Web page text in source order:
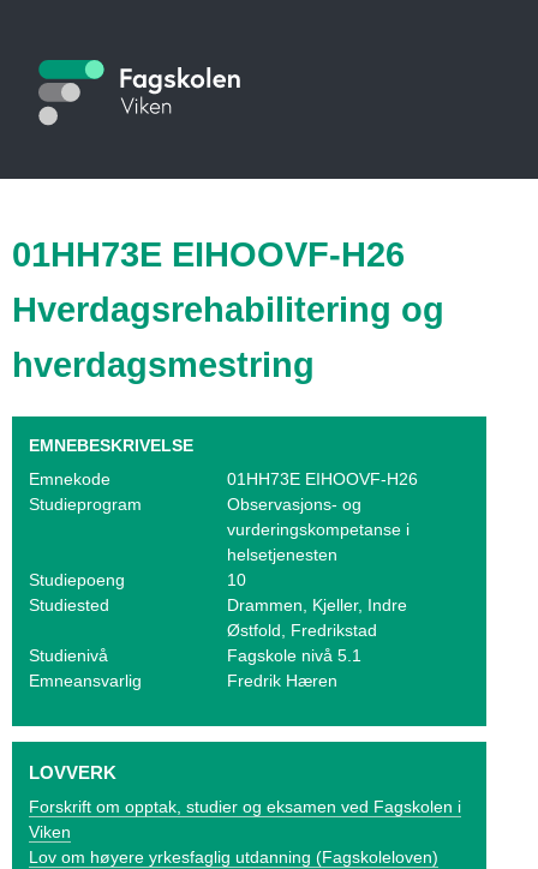
hovedinnhold
S
t
i
k
a
t
a
l
g
V
i
k
e
n
01HH73E EIHOOVF-H26
Hverdagsrehabilitering og
hverdagsmestring
EMNEBESKRIVELSE
Emnekode
01HH73E EIHOOVF-H26
Studieprogram
Observasjons- og
vurderingskompetanse i
helsetjenesten
Studiepoeng
10
Studiested
Drammen, Kjeller, Indre
Østfold, Fredrikstad
Studienivå
Fagskole nivå 5.1
Emneansvarlig
Fredrik Hæren
LOVVERK
Forskrift om opptak, studier og eksamen ved Fagskolen i
Viken
Lov om høyere yrkesfaglig utdanning (Fagskoleloven)